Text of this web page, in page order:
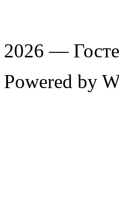
2026 —
Powered by